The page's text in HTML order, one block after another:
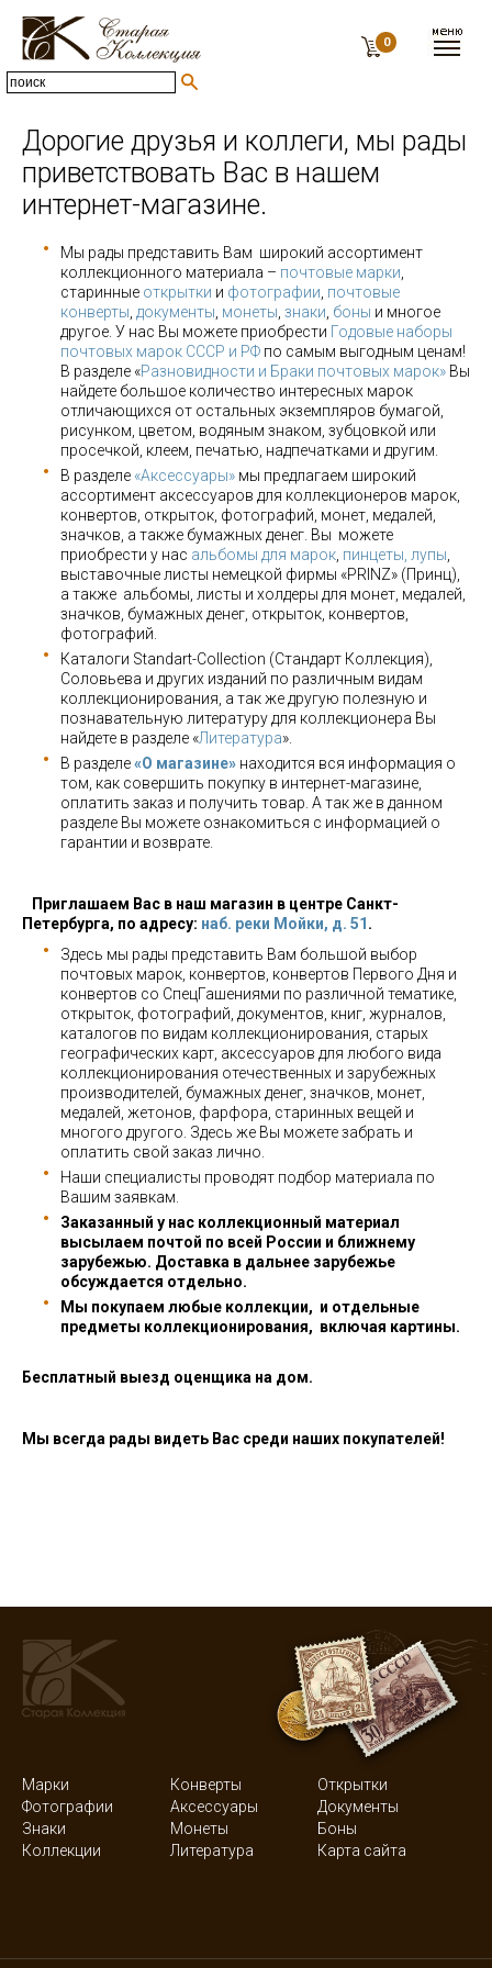
0
Дорогие друзья и коллеги, мы рады
приветствовать Вас в нашем
интернет-магазине.
Мы рады представить Вам широкий ассортимент
коллекционного материала – почтовые марки
старинные открытки и фотографии почтовые
конверты документы монеты знаки боны и многое
другое. У нас Вы можете приобрести Годовые наборы
почтовых марок СССР и РФ по самым выгодным ценам!
В разделе «Разновидности и Браки почтовых марок» Вы
найдете большое количество интересных марок
отличающихся от остальных экземпляров бумагой,
рисунком, цветом, водяным знаком, зубцовкой или
просечкой, клеем, печатью, надпечатками и другим.
В разделе «Аксессуары» мы предлагаем широкий
ассортимент аксессуаров для коллекционеров марок,
конвертов, открыток, фотографий, монет, медалей,
значков, а также бумажных денег. Вы можете
приобрести у нас альбомы для марок пинцеты, лупы
выставочные листы немецкой фирмы «PRINZ» (Принц),
а также альбомы, листы и холдеры для монет, медалей,
значков, бумажных денег, открыток, конвертов,
фотографий.
Каталоги Standart-Collection (Стандарт Коллекция),
Соловьева и других изданий по различным видам
коллекционирования, а так же другую полезную и
познавательную литературу для коллекционера Вы
найдете в разделе «Литература».
В разделе«О магазине» находится вся информация о
том, как совершить покупку в интернет-магазине,
оплатить заказ и получить товар. А так же в данном
разделе Вы можете ознакомиться с информацией о
гарантии и возврате.
Приглашаем Вас в наш магазин в центре Санкт-
Петербурга, по адресу: наб. реки Мойки, д. 51 .
Здесь мы рады представить Вам большой выбор
почтовых марок, конвертов, конвертов Первого Дня и
конвертов со СпецГашениями по различной тематике,
открыток, фотографий, документов, книг, журналов,
каталогов по видам коллекционирования, старых
географических карт, аксессуаров для любого вида
коллекционирования отечественных и зарубежных
производителей, бумажных денег, значков, монет,
медалей, жетонов, фарфора, старинных вещей и
многого другого. Здесь же Вы можете забрать и
оплатить свой заказ лично.
Наши специалисты проводят подбор материала по
Вашим заявкам.
Заказанный у нас коллекционный материал
высылаем почтой по всей России и ближнему
зарубежью. Доставка в дальнее зарубежье
обсуждается отдельно.
Мы покупаем любые коллекции, и отдельные
предметы коллекционирования, включая картины.
Бесплатный выезд оценщика на дом.
Мы всегда рады видеть Вас среди наших покупателей!
Марки Конверты
Открытки
Фотографии
Аксессуары
Документы
Знаки
Монеты
Боны
Коллекции
Литература Карта сайта